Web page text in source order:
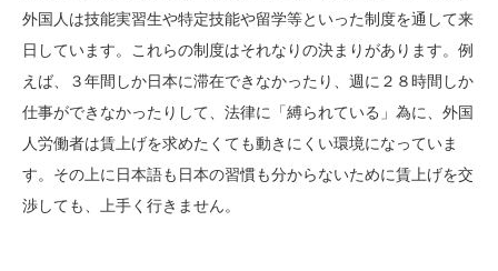
外国人は技能実習生や特定技能や留学等といった制度を通して来
日しています。これらの制度はそれなりの決まりがあります。例
えば、３年間しか日本に滞在できなかったり、週に２８時間しか
仕事ができなかったりして、法律に「縛られている」為に、外国
人労働者は賃上げを求めたくても動きにくい環境になっていま
す。その上に日本語も日本の習慣も分からないために賃上げを交
渉しても、上手く行きません。